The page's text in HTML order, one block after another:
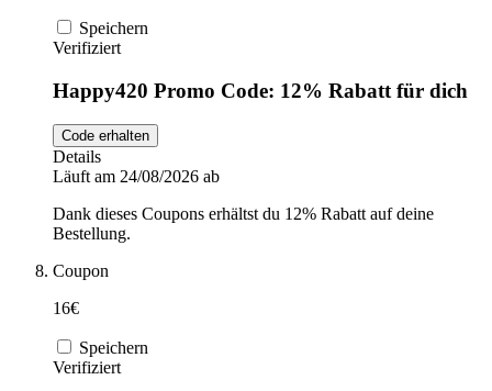
Speichern
Verifiziert
Happy420 Promo Code: 12% Rabatt für dich
Code erhalten
Details
Läuft am 24/08/2026 ab
Dank dieses Coupons erhältst du 12% Rabatt auf deine
Bestellung.
Coupon
16€
Speichern
Verifiziert